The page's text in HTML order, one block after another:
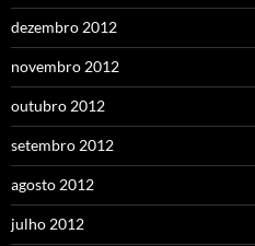
dezembro 2012
novembro 2012
outubro 2012
setembro 2012
agosto 2012
julho 2012